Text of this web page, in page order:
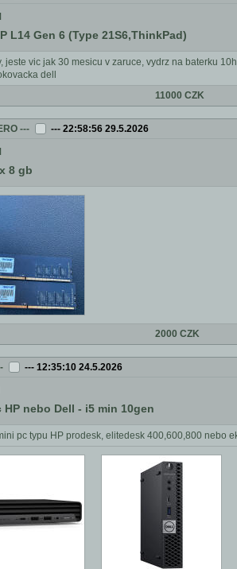
L14 Gen 6 (Type 21S6,ThinkPad)
jeste vic jak 30 mesicu v zaruce, vydrz na baterku
dell
11000 CZK
--- --- 22:58:56 29.5.2026
8 gb
2000 CZK
--- 12:35:10 24.5.2026
HP nebo Dell - i5 min 10gen
pc typu HP prodesk, elitedesk 400,600,800 nebo